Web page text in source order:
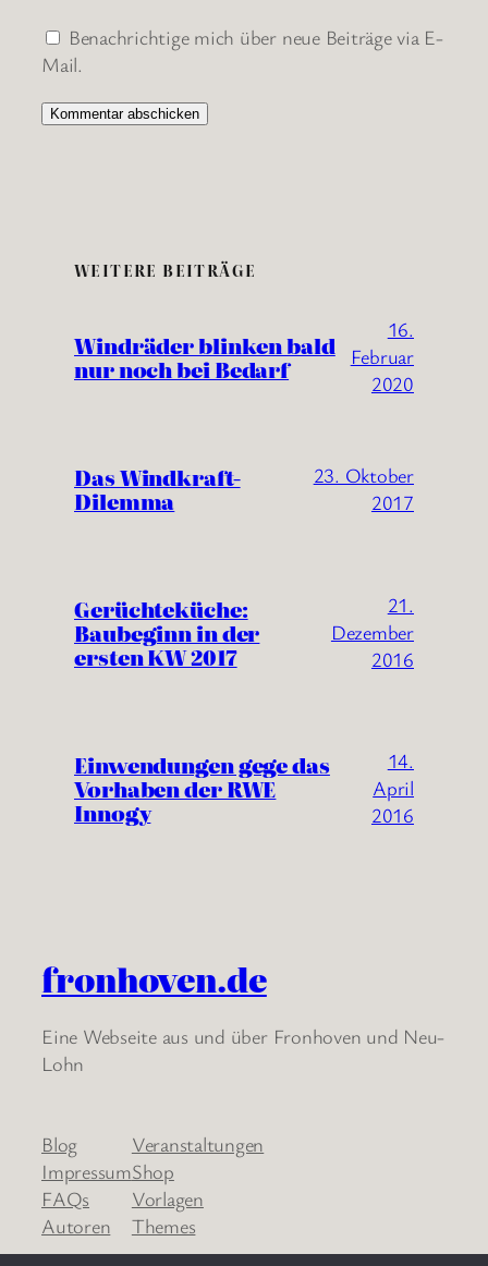
Benachrichtige mich über neue Beiträge via E-
Mail.
WEITERE BEITRÄGE
Windräder blinken bald
nur noch bei Bedarf
16.
Februar
2020
Das Windkraft-
Dilemma
23. Oktober
2017
Gerüchteküche:
Baubeginn in der
ersten KW 2017
21.
Dezember
2016
Einwendungen gege das
Vorhaben der RWE
Innogy
14.
April
2016
fronhoven.de
Eine Webseite aus und über Fronhoven und Neu-
Lohn
Blog
Impressum
FAQs
Autoren
Veranstaltungen
Shop
Vorlagen
Themes